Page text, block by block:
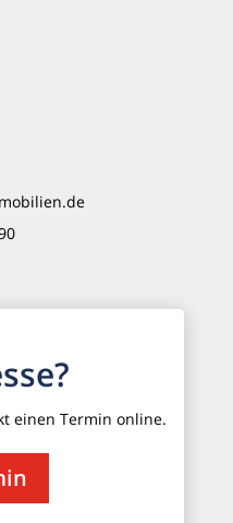
einen Termin online.